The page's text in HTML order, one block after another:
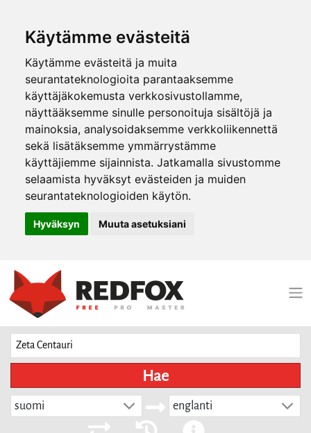
Käytämme evästeitä
Käytämme evästeitä ja muita
seurantateknologioita parantaaksemme
käyttäjäkokemusta verkkosivustollamme,
näyttääksemme sinulle personoituja sisältöjä ja
mainoksia, analysoidaksemme verkkoliikennettä
sekä lisätäksemme ymmärrystämme
käyttäjiemme sijainnista. Jatkamalla sivustomme
selaamista hyväksyt evästeiden ja muiden
seurantateknologioiden käytön.
Hyväksyn Muuta asetuksiani
Hae
suomi englanti